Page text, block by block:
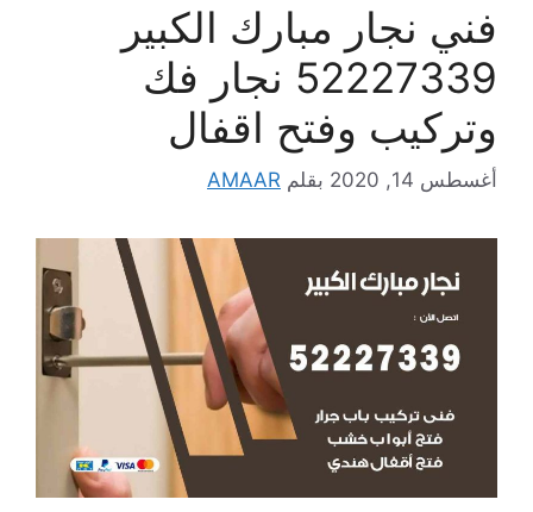
فني نجار مبارك الكبير
52227339 نجار فك
وتركيب وفتح اقفال
أغسطس 14, 2020 بقلم AMAAR